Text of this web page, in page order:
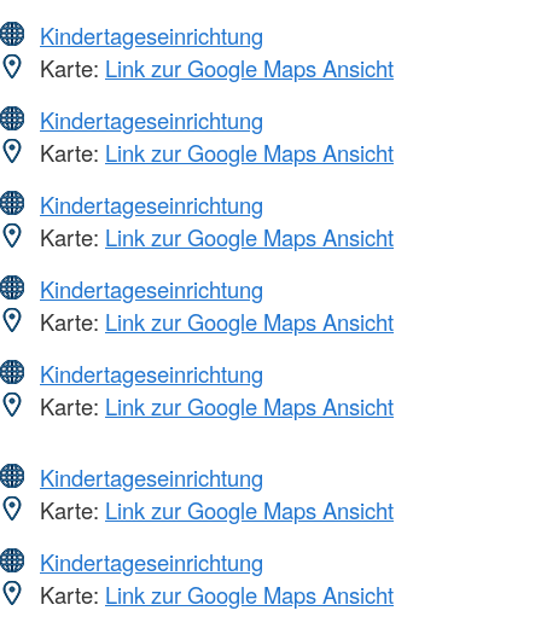
Kindertageseinrichtung
Karte: Link zur Google Maps Ansicht
Kindertageseinrichtung
Karte: Link zur Google Maps Ansicht
Kindertageseinrichtung
Karte: Link zur Google Maps Ansicht
Kindertageseinrichtung
Karte: Link zur Google Maps Ansicht
Kindertageseinrichtung
Karte: Link zur Google Maps Ansicht
Kindertageseinrichtung
Karte: Link zur Google Maps Ansicht
Kindertageseinrichtung
Karte: Link zur Google Maps Ansicht